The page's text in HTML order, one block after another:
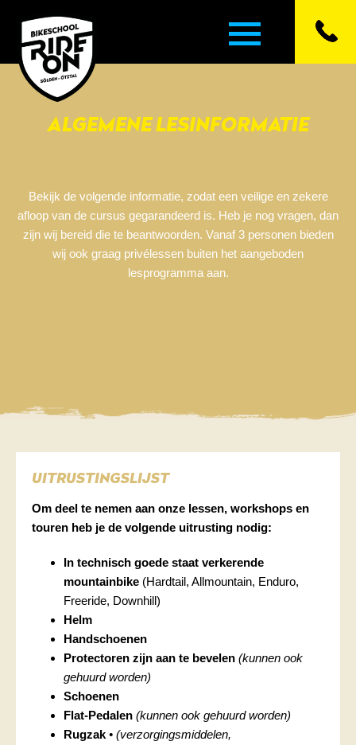
▼
ALGEMENE LESINFORMATIE
Bekijk de volgende informatie, zodat een veilige en zekere
afloop van de cursus gegarandeerd is. Heb je nog vragen, dan
zijn wij bereid die te beantwoorden. Vanaf 3 personen bieden
wij ook graag privélessen buiten het aangeboden
lesprogramma aan.
UITRUSTINGSLIJST
Om deel te nemen aan onze lessen, workshops en
touren heb je de volgende uitrusting nodig:
In technisch goede staat verkerende
mountainbike (Hardtail, Allmountain, Enduro,
Freeride, Downhill)
Helm
Handschoenen
Protectoren zijn aan te bevelen (kunnen ook
gehuurd worden)
Schoenen
Flat-Pedalen (kunnen ook gehuurd worden)
Rugzak • (verzorgingsmiddelen,